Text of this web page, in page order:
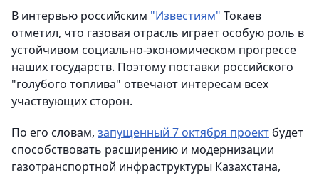
В интервью российским "Известиям" Токаев
отметил, что газовая отрасль играет особую роль в
устойчивом социально-экономическом прогрессе
наших государств. Поэтому поставки российского
"голубого топлива" отвечают интересам всех
участвующих сторон.
По его словам, запущенный 7 октября проект будет
способствовать расширению и модернизации
газотранспортной инфраструктуры Казахстана,